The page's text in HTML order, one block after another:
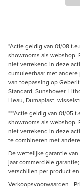
*Actie geldig van 01/08
showrooms als webshop.
niet verrekend in deze
cumuleerbaar met
van toepassing op
Standard, Sunshower,
Heau, Dumaplast,
***Actie geldig van 01/05
showrooms als webshop.
niet verrekend in deze
te combineren met
De wettelijke garantie
jaar commerciële
verschillen per product
Verkoopsvoorwaarden -